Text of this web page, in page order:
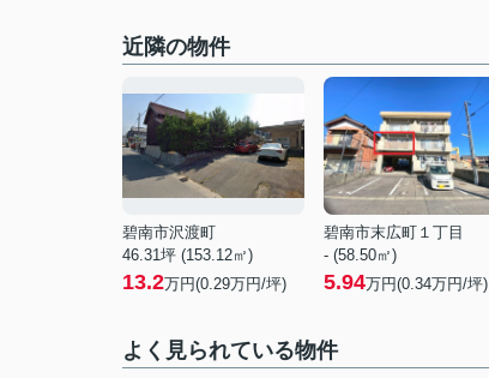
近隣の物件
碧南市沢渡町
46.31坪 (153.12㎡)
13.2万円(0.29万円/坪)
碧南市末広町１丁目
- (58.50㎡)
5.94万円(0.34万円/坪)
よく見られている物件